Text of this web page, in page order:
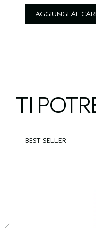
AGGIUNGI AL
TI
BEST SELLER